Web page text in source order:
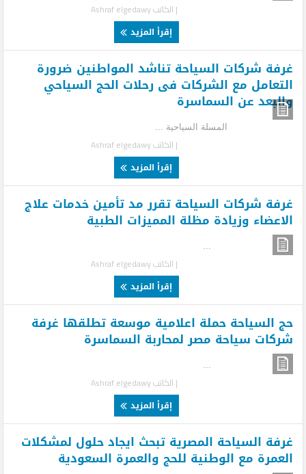
| الكاتبAshraf elgedawy
إقرأ المزيد
غرفة شركات السياحة تناشد المواطنين ضرورة
التعامل مع الشركات فى رحلات الحج السياحي
والبعد عن السماسرة
المسلة السياحية ...
| الكاتبAshraf elgedawy
إقرأ المزيد
غرفة شركات السياحة تقرر مد تأمين خدمات علاج
الاعضاء وزيادة مظلة المميزات الطبية
...
| الكاتبAshraf elgedawy
إقرأ المزيد
حج السياحة حملة اعلامية موسعة تطلقها غرفة
شركات سياحة مصر لمحاربة السماسرة
...
| الكاتبAshraf elgedawy
إقرأ المزيد
غرفة السياحة المصرية تبحث ايجاد حلول لمشكلات
العمرة مع الوطنية للحج والعمرة السعودية